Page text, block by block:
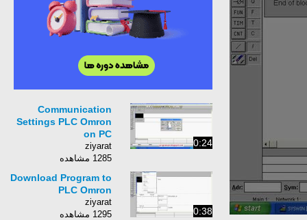
0:24
Communication
Settings PLC Omron
on PC
ziyarat
1285 مشاهده
0:38
Download Program to
PLC Omron
ziyarat
1295 مشاهده